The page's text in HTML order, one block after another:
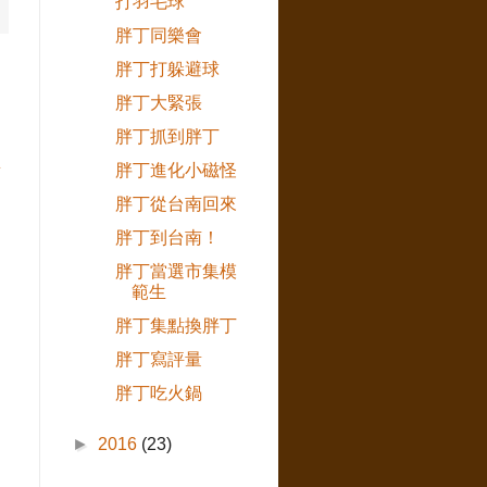
胖丁同樂會
胖丁打躲避球
胖丁大緊張
胖丁抓到胖丁
胖丁進化小磁怪
胖丁從台南回來
胖丁到台南！
胖丁當選市集模
範生
胖丁集點換胖丁
胖丁寫評量
胖丁吃火鍋
► 2016 (23)